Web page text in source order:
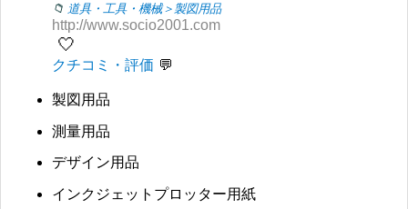
道具・工具・機械＞製図用品
http://www.socio2001.com
🤍
クチコミ・評価
製図用品
測量用品
デザイン用品
インクジェットプロッター用紙